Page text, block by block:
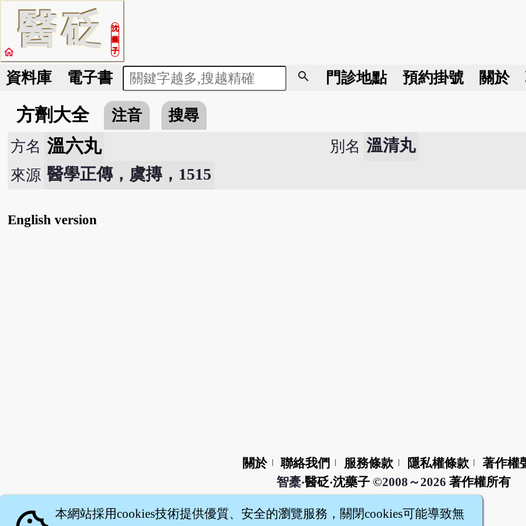
醫砭
沈
藥
子
home
資料庫 電子書 search 門診地點 預約掛號 關於
方劑大全 注音
搜尋
方名 溫六丸 別名 溫清丸
來源 醫學正傳，虞摶，1515
English version
關於 聯絡我們 服務條款 隱私權條款
著作權
智橐‧醫砭‧沈藥子©2008～2026 著作權所有
本網站採用cookies技術提供優質、安全的瀏覽服務，關閉cookies可能導致無